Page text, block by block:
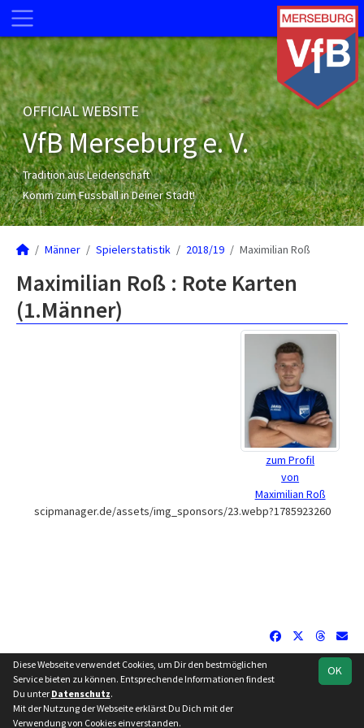
OFFICIAL WEBSITE
VfB Merseburg e. V.
Tradition aus Leidenschaft
Komm zum Fussball in Deiner Stadt!
Männer Spielerstatistik 2018/19 Maximilian Roß
Maximilian Roß : Rote Karten
(1.Männer)
zum Profil
von
Maximilian Roß
scipmanager.de/assets/img_sponsors/23.webp?1785923260
soccero.de
Besucherstatistik Impressum Datenschutz
OK
Diese Webseite verwendet Cookies, um Dir den bestmöglichen
Service bieten zu können. Entsprechende Informationen findest
Du unter Datenschutz.
Mit der Nutzung der Webseite erklärst Du Dich mit der
Verwendung von Cookies einverstanden.